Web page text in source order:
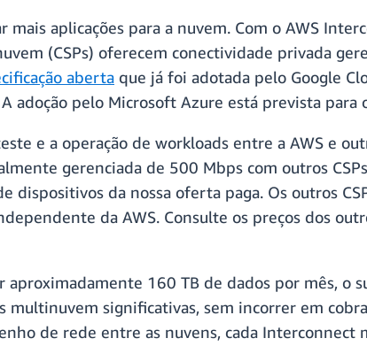
aplicações para a nuvem. Com o AWS
(CSPs) oferecem conectividade privada
aberta que já foi adotada pelo Google
adoção pelo Microsoft Azure está prevista para
e a operação de workloads entre a AWS e
gerenciada de 500 Mbps com outros
dispositivos da nossa oferta paga. Os outros
da AWS. Consulte os preços dos
160 TB de dados por mês, o
significativas, sem incorrer em
de rede entre as nuvens, cada